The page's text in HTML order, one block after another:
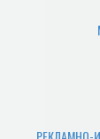
или по